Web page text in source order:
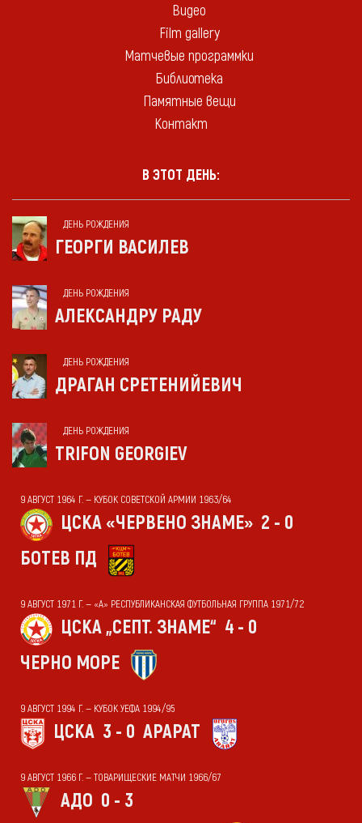
Видео
Film gallery
Матчевые программки
Библиотека
Памятные вещи
Контакт
В ЭТОТ ДЕНЬ:
ДЕНЬ РОЖДЕНИЯ
ГЕОРГИ ВАСИЛЕВ
ДЕНЬ РОЖДЕНИЯ
АЛЕКСАНДРУ РАДУ
ДЕНЬ РОЖДЕНИЯ
ДРАГАН СРЕТЕНИЙЕВИЧ
ДЕНЬ РОЖДЕНИЯ
TRIFON GEORGIEV
9 АВГУСТ 1964 Г. — КУБОК СОВЕТСКОЙ АРМИИ 1963/64
ЦСКА «ЧЕРВЕНО ЗНАМЕ» 2 - 0
БОТЕВ ПД
9 АВГУСТ 1971 Г. — «А» РЕСПУБЛИКАНСКАЯ ФУТБОЛЬНАЯ ГРУППА 1971/72
ЦСКА „СЕПТ. ЗНАМЕ“ 4 - 0
ЧЕРНО МОРЕ
9 АВГУСТ 1994 Г. — КУБОК УЕФА 1994/95
ЦСКА 3 - 0 АРАРАТ
9 АВГУСТ 1966 Г. — ТОВАРИЩЕСКИЕ МАТЧИ 1966/67
АДО 0 - 3